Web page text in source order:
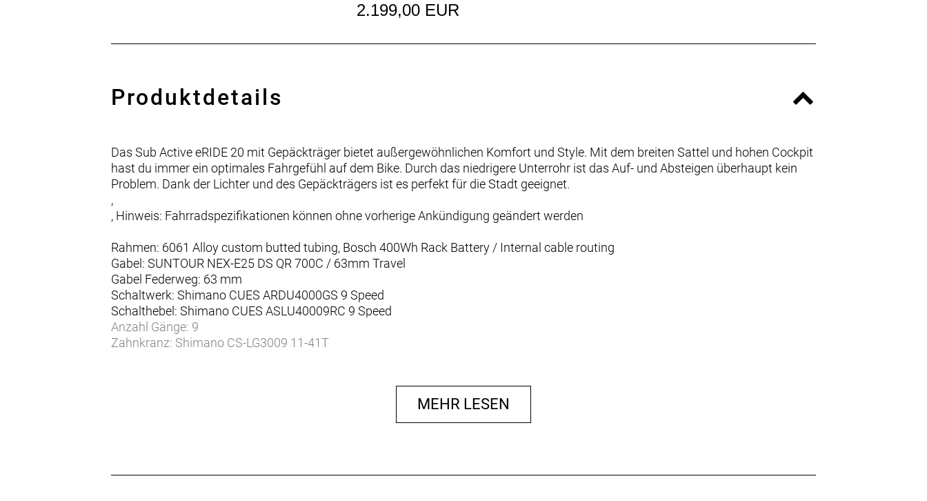
2.199,00 EUR
Produktdetails
Das Sub Active eRIDE 20 mit Gepäckträger bietet außergewöhnlichen Komfort und Style. Mit dem breiten Sattel und hohen Cockpit
hast du immer ein optimales Fahrgefühl auf dem Bike. Durch das niedrigere Unterrohr ist das Auf- und Absteigen überhaupt kein
Problem. Dank der Lichter und des Gepäckträgers ist es perfekt für die Stadt geeignet.
,
, Hinweis: Fahrradspezifikationen können ohne vorherige Ankündigung geändert werden
Rahmen: 6061 Alloy custom butted tubing, Bosch 400Wh Rack Battery / Internal cable routing
Gabel: SUNTOUR NEX-E25 DS QR 700C / 63mm Travel
Gabel Federweg: 63 mm
Schaltwerk: Shimano CUES ARDU4000GS 9 Speed
Schalthebel: Shimano CUES ASLU40009RC 9 Speed
Anzahl Gänge: 9
Zahnkranz: Shimano CS-LG3009 11-41T
MEHR LESEN